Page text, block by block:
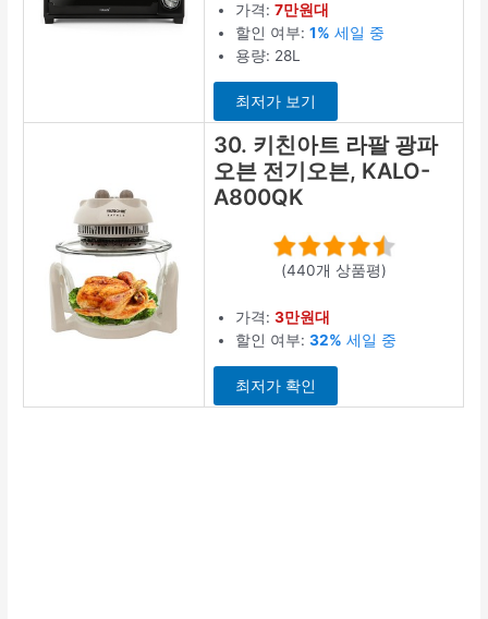
가격:7만원대
할인 여부:1% 세일 중
용량: 28L
최저가 보기
30. 키친아트 라팔 광파
오븐 전기오븐, KALO-
A800QK
(440개 상품평)
가격:3만원대
할인 여부:32% 세일 중
최저가 확인